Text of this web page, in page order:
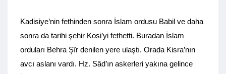
Kadisiye’nin fethinden sonra İslam ordusu Babil ve daha
sonra da tarihi şehir Kosi’yi fethetti. Buradan İslam
orduları Behra Şîr denilen yere ulaştı. Orada Kisra’nın
avcı aslanı vardı. Hz. Sâd’ın askerleri yakına gelince